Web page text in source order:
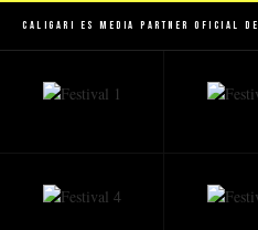
Caligari es Media Partner Oficial de